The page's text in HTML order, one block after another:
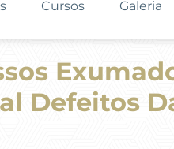
Cursos Galeria
Defeitos